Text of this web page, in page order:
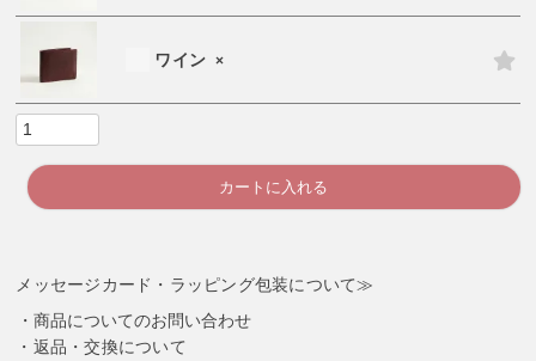
ワイン ×
カートに入れる
メッセージカード・ラッピング包装について≫
商品についてのお問い合わせ
返品・交換について